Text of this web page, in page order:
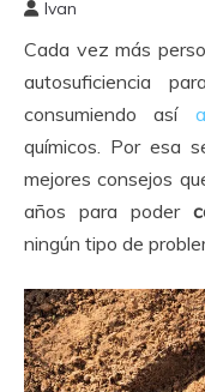
octubre,
2017
Ivan
Cada vez más
autosuficiencia
consumiendo así
químicos. Por esa
mejores consejos
años para poder
ningún tipo de